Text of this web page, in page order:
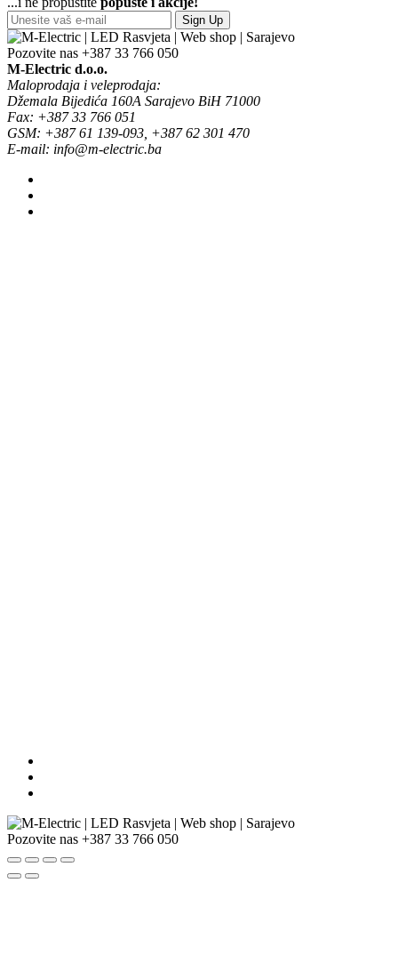
Sign Up
Pozovite nas +387 33 766 050
M-Electric d.o.o.
Maloprodaja i veleprodaja:
Džemala Bijedića 160A Sarajevo BiH 71000
Fax: +387 33 766 051
GSM: +387 61 139-093, +387 62 301 470
E-mail: info@m-electric.ba
Pozovite nas +387 33 766 050